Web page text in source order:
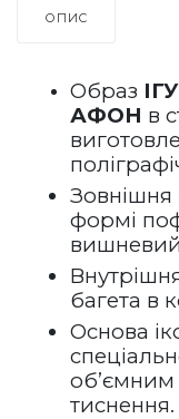
ОПИС
Образ
АФОН в
Зовнішня
формі
вишневий
багета в
Основа
об’ємним
тиснення.